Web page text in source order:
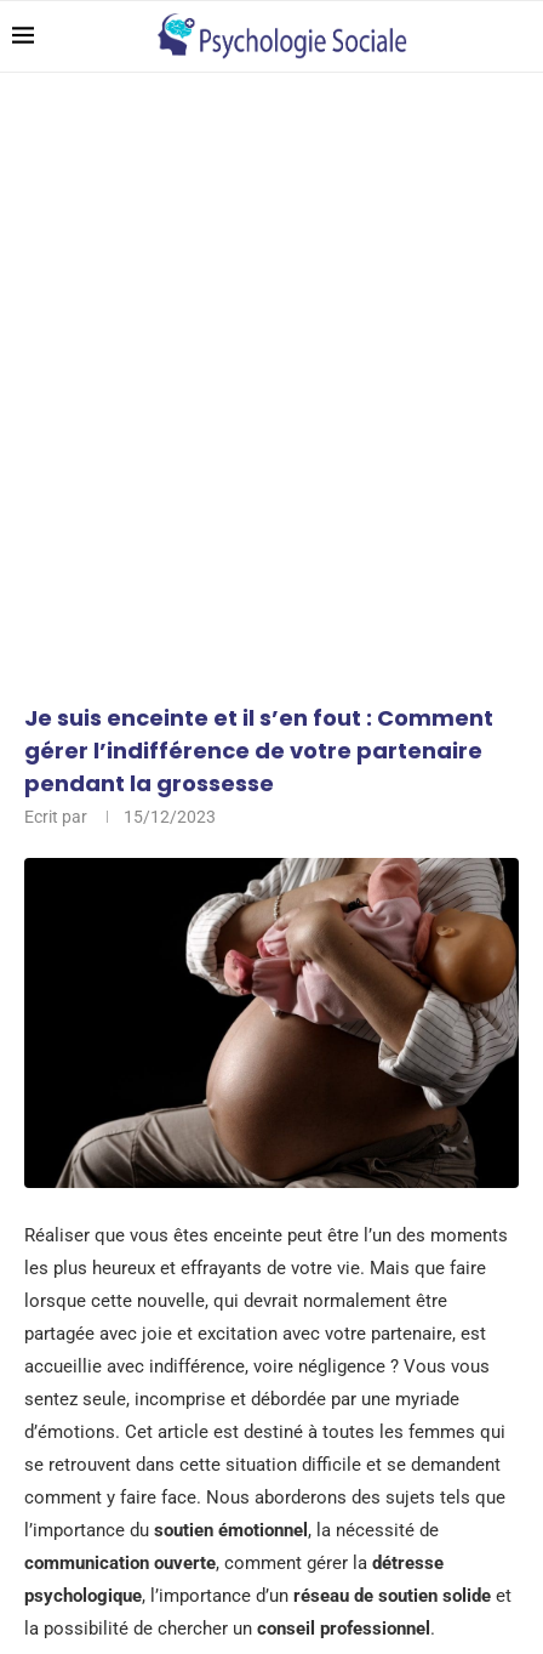
Je suis enceinte et il s’en fout : Comment
gérer l’indifférence de votre partenaire
pendant la grossesse
Ecrit par 15/12/2023
Réaliser que vous êtes enceinte peut être l’un des moments
les plus heureux et effrayants de votre vie. Mais que faire
lorsque cette nouvelle, qui devrait normalement être
partagée avec joie et excitation avec votre partenaire, est
accueillie avec indifférence, voire négligence ? Vous vous
sentez seule, incomprise et débordée par une myriade
d’émotions. Cet article est destiné à toutes les femmes qui
se retrouvent dans cette situation difficile et se demandent
comment y faire face. Nous aborderons des sujets tels que
l’importance du soutien émotionnel , la nécessité de
communication ouverte, comment gérer la détresse
psychologique, l’importance d’un réseau de soutien solide et
la possibilité de chercher un conseil professionnel .